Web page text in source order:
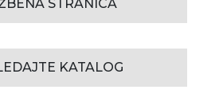
STRANICA
KATALOG